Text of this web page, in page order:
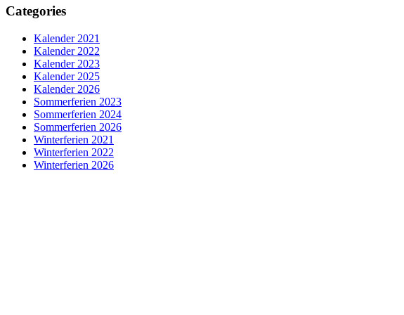
Categories
Kalender 2021
Kalender 2022
Kalender 2023
Kalender 2025
Kalender 2026
Sommerferien 2023
Sommerferien 2024
Sommerferien 2026
Winterferien 2021
Winterferien 2022
Winterferien 2026